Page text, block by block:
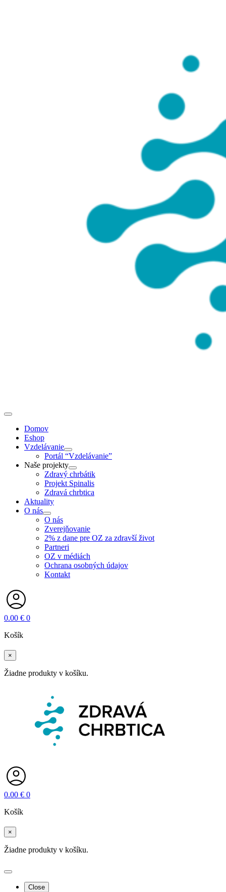
Domov
Eshop
Vzdelávanie
Portál “Vzdelávanie”
Naše projekty
Zdravý chrbátik
Projekt Spinalis
Zdravá chrbtica
Aktuality
O nás
O nás
Zverejňovanie
2% z dane pre OZ za zdravší život
Partneri
OZ v médiách
Ochrana osobných údajov
Kontakt
0.00 € 0
Košík
×
Žiadne produkty v košíku.
0.00 € 0
Košík
×
Žiadne produkty v košíku.
Close